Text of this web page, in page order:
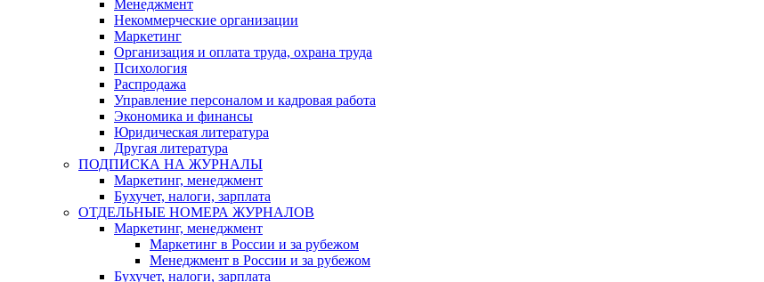
Менеджмент
Некоммерческие организации
Маркетинг
Организация и оплата труда, охрана труда
Психология
Распродажа
Управление персоналом и кадровая работа
Экономика и финансы
Юридическая литература
Другая литература
ПОДПИСКА НА ЖУРНАЛЫ
Маркетинг, менеджмент
Бухучет, налоги, зарплата
ОТДЕЛЬНЫЕ НОМЕРА ЖУРНАЛОВ
Маркетинг, менеджмент
Маркетинг в России и за рубежом
Менеджмент в России и за рубежом
Бухучет, налоги, зарплата